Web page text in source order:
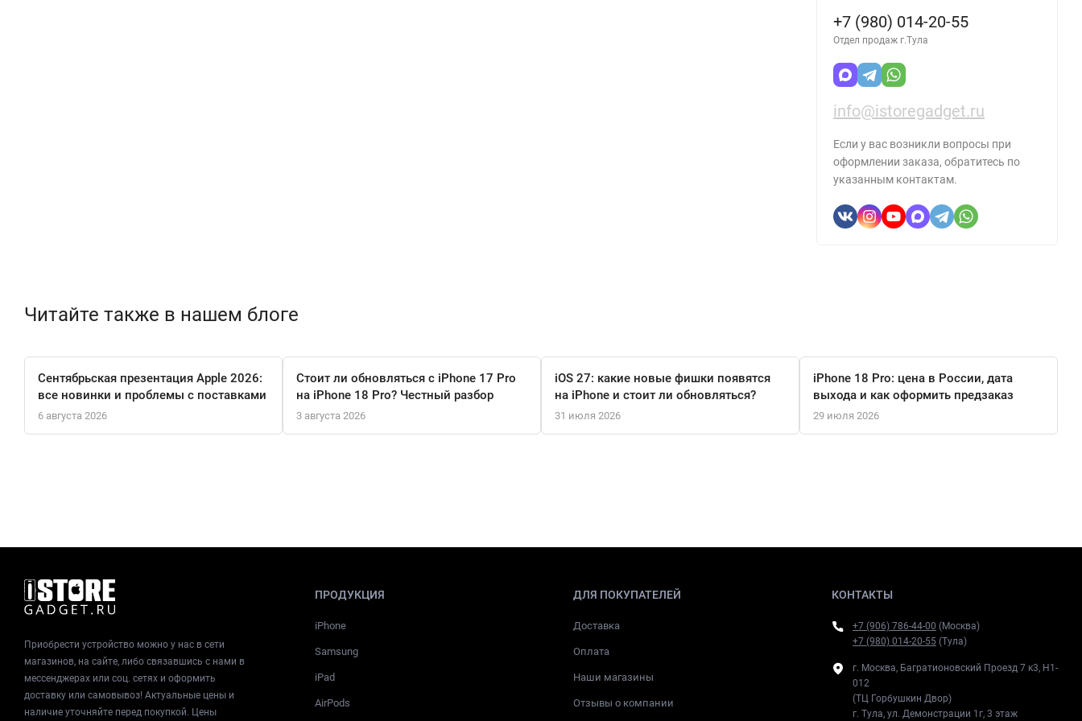
+7 (980) 014-20-55
Отдел продаж г.Тула
info@istoregadget.ru
Если у вас возникли вопросы при
оформлении заказа, обратитесь по
указанным контактам.
Читайте также в нашем блоге
Сентябрьская презентация Apple 2026:
все новинки и проблемы с поставками
6 августа 2026
Стоит ли обновляться с iPhone 17 Pro
на iPhone 18 Pro? Честный разбор
3 августа 2026
iOS 27: какие новые фишки появятся
на iPhone и стоит ли обновляться?
31 июля 2026
iPhone 18 Pro: цена в России, дата
выхода и как оформить предзаказ
29 июля 2026
Приобрести устройство можно у нас в сети
магазинов, на сайте, либо связавшись с нами в
мессенджерах или соц. сетях и оформить
доставку или самовывоз! Актуальные цены и
наличие уточняйте перед покупкой. Цены
ПРОДУКЦИЯ
iPhone
Samsung
iPad
AirPods
ДЛЯ ПОКУПАТЕЛЕЙ
Доставка
Оплата
Наши магазины
Отзывы о компании
КОНТАКТЫ
+7 (906) 786-44-00 (Москва)
+7 (980) 014-20-55 (Тула)
г. Москва, Багратионовский Проезд 7 к3, H1-
012
(ТЦ Горбушкин Двор)
г. Тула, ул. Демонстрации 1г, 3 этаж